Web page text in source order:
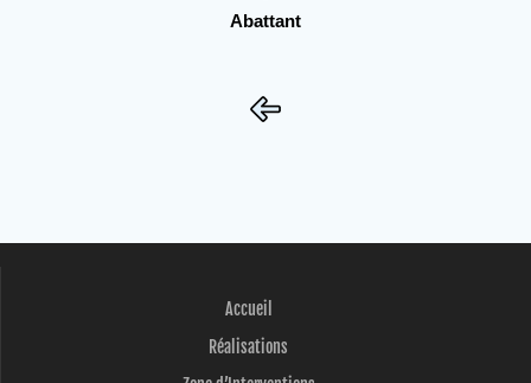
Abattant
Accueil
Réalisations